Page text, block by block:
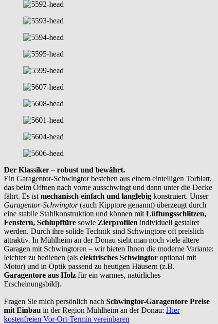
Der Klassiker – robust und bewährt.
Ein Garagentor-Schwingtor bestehen aus einem einteiligen Torblatt,
das beim Öffnen nach vorne ausschwingt und dann unter die Decke
fährt. Es istmechanisch einfach und langlebig konstruiert. Unser
Garagentor-Schwingtor(auch Kipptore genannt) überzeugt durch
eine stabile Stahlkonstruktion und können mitLüftungsschlitzen,
Fenstern, Schlupftüre sowie Zierprofilen individuell gestaltet
werden. Durch ihre solide Technik sind Schwingtore oft preislich
attraktiv. In Mühlheim an der Donau sieht man noch viele ältere
Garagen mit Schwingtoren – wir bieten Ihnen die moderne Variante:
leichter zu bedienen (als elektrisches Schwingtor optional mit
Motor) und in Optik passend zu heutigen Häusern (z.B.
Garagentore aus Holz für ein warmes, natürliches
Erscheinungsbild).
Fragen Sie mich persönlich nach Schwingtor-Garagentore Preise
mit Einbau in der Region Mühlheim an der Donau: Hier
kostenfreien Vor-Ort-Termin vereinbaren